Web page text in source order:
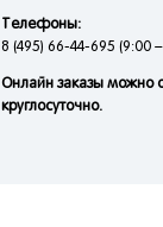
Телефоны:
8 (495) 66-44-695 (9:00 –
Онлайн заказы можно
круглосуточно.